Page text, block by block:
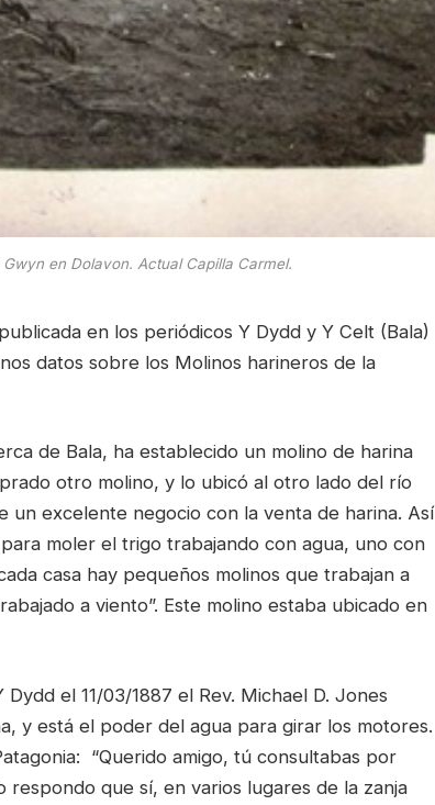
en Dolavon. Actual Capilla Carmel.
en los periódicos Y Dydd y Y Celt (Bala)
datos sobre los Molinos harineros de la
de Bala, ha establecido un molino de harina
otro molino, y lo ubicó al otro lado del río
un excelente negocio con la venta de harina. Así
moler el trigo trabajando con agua, uno con
casa hay pequeños molinos que trabajan a
a viento”. Este molino estaba ubicado en
el 11/03/1887 el Rev. Michael D. Jones
y está el poder del agua para girar los motores.
“Querido amigo, tú consultabas por
respondo que sí, en varios lugares de la zanja